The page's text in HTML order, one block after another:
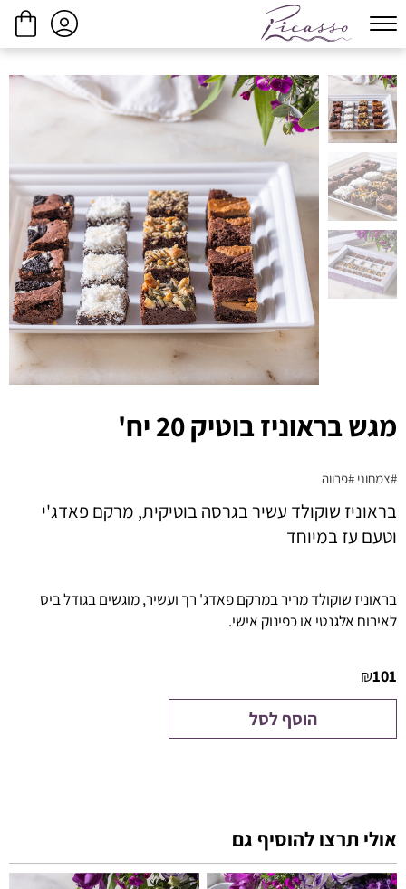
ביצוע הזמנה המשך בקנייה
מגש בראוניז בוטיק 20 יח'
#צמחוני #פרווה
בראוניז שוקולד עשיר בגרסה בוטיקית, מרקם פאדג'י
וטעם עז במיוחד
בראוניז שוקולד מריר במרקם פאדג' רך ועשיר, מוגשים בגודל ביס
לאירוח אלגנטי או כפינוק אישי.
101
₪
הוסף לסל
אולי תרצו להוסיף גם